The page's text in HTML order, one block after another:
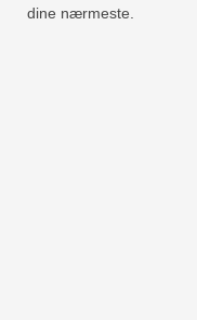
dine nærmeste.